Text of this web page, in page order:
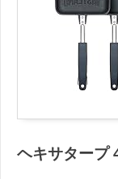
ヘキサタープ